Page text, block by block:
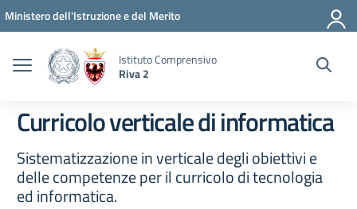
Vai ai contenuti
Vai al menu di navigazione
Vai al footer
Ministero dell'Istruzione e del Merito
Istituto Comprensivo
Riva 2
Curricolo verticale di informatica
Sistematizzazione in verticale degli obiettivi e
delle competenze per il curricolo di tecnologia
ed informatica.